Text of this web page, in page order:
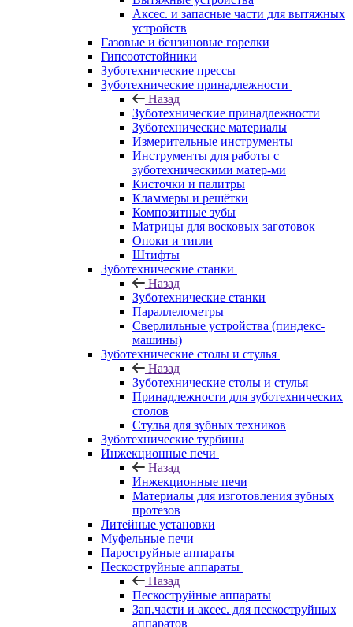
Аксес. и запасные части для вытяжных
устройств
Газовые и бензиновые горелки
Гипсоотстойники
Зуботехнические прессы
Зуботехнические принадлежности
Назад
Зуботехнические принадлежности
Зуботехнические материалы
Измерительные инструменты
Инструменты для работы с
зуботехническими матер-ми
Кисточки и палитры
Кламмеры и решётки
Композитные зубы
Матрицы для восковых заготовок
Опоки и тигли
Штифты
Зуботехнические станки
Назад
Зуботехнические станки
Параллелометры
Сверлильные устройства (пиндекс-
машины)
Зуботехнические столы и стулья
Назад
Зуботехнические столы и стулья
Принадлежности для зуботехнических
столов
Стулья для зубных техников
Зуботехнические турбины
Инжекционные печи
Назад
Инжекционные печи
Материалы для изготовления зубных
протезов
Литейные установки
Муфельные печи
Пароструйные аппараты
Пескоструйные аппараты
Назад
Пескоструйные аппараты
Зап.части и аксес. для пескоструйных
аппаратов